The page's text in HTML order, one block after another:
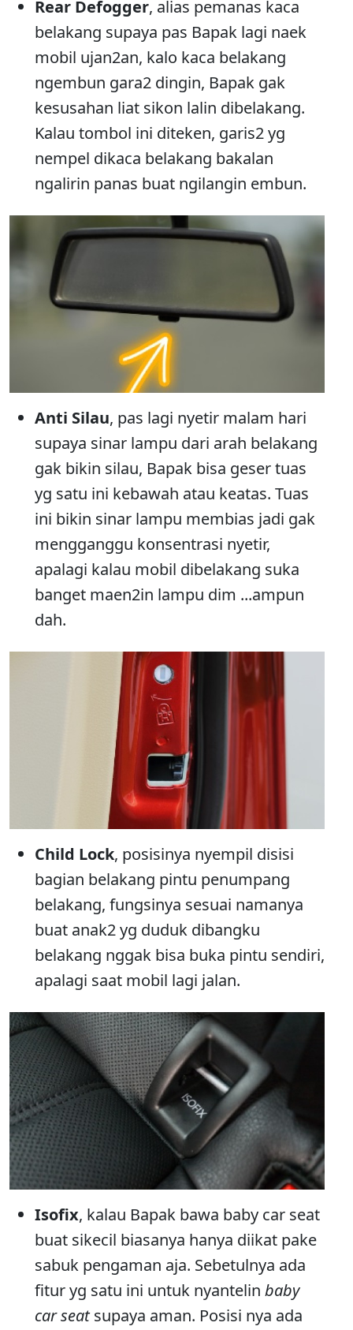
Rear Defogger, alias pemanas kaca
belakang supaya pas Bapak lagi naek
mobil ujan2an, kalo kaca belakang
ngembun gara2 dingin, Bapak gak
kesusahan liat sikon lalin dibelakang.
Kalau tombol ini diteken, garis2 yg
nempel dikaca belakang bakalan
ngalirin panas buat ngilangin embun.
Anti Silau, pas lagi nyetir malam hari
supaya sinar lampu dari arah belakang
gak bikin silau, Bapak bisa geser tuas
yg satu ini kebawah atau keatas. Tuas
ini bikin sinar lampu membias jadi gak
mengganggu konsentrasi nyetir,
apalagi kalau mobil dibelakang suka
banget maen2in lampu dim ...ampun
dah.
Child Lock, posisinya nyempil disisi
bagian belakang pintu penumpang
belakang, fungsinya sesuai namanya
buat anak2 yg duduk dibangku
belakang nggak bisa buka pintu sendiri,
apalagi saat mobil lagi jalan.
Isofix, kalau Bapak bawa baby car seat
buat sikecil biasanya hanya diikat pake
sabuk pengaman aja. Sebetulnya ada
fitur yg satu ini untuk nyantelin baby
car seatsupaya aman. Posisi nya ada